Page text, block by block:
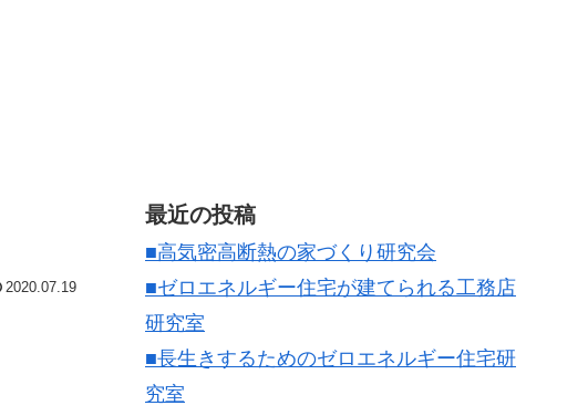
2020.07.19
最近の投稿
■高気密高断熱の家づくり研究会
■ゼロエネルギー住宅が建てられる工務店
研究室
■長生きするためのゼロエネルギー住宅研
究室